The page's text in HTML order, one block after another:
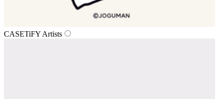
CASETiFY Artists